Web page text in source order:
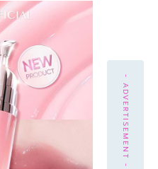
- ADVERTISEMENT -